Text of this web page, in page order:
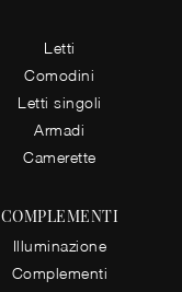
Letti
Comodini
Letti singoli
Armadi
Camerette
COMPLEMENTI
Illuminazione
Complementi